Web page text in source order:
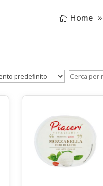
Home